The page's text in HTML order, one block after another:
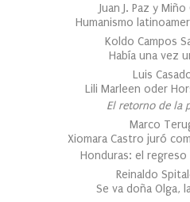
Juan J. Paz y
Humanismo
Koldo Campos
Había una vez
Luis
Lili Marleen oder
El retorno de la
Marco
Xiomara Castro juró
Honduras: el
Reinaldo
Se va doña Olga,